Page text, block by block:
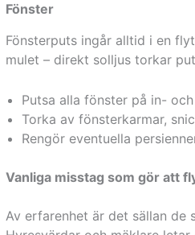
Fönster
Fönsterputs ingår alltid i en
mulet – direkt solljus torkar
Putsa alla fönster på in-
Torka av fönsterkarmar,
Rengör eventuella
Vanliga misstag som gör att
Av erfarenhet är det sällan de